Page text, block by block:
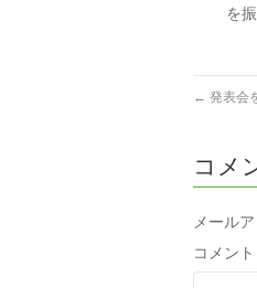
を
← 発表会
コメ
メール
コメント